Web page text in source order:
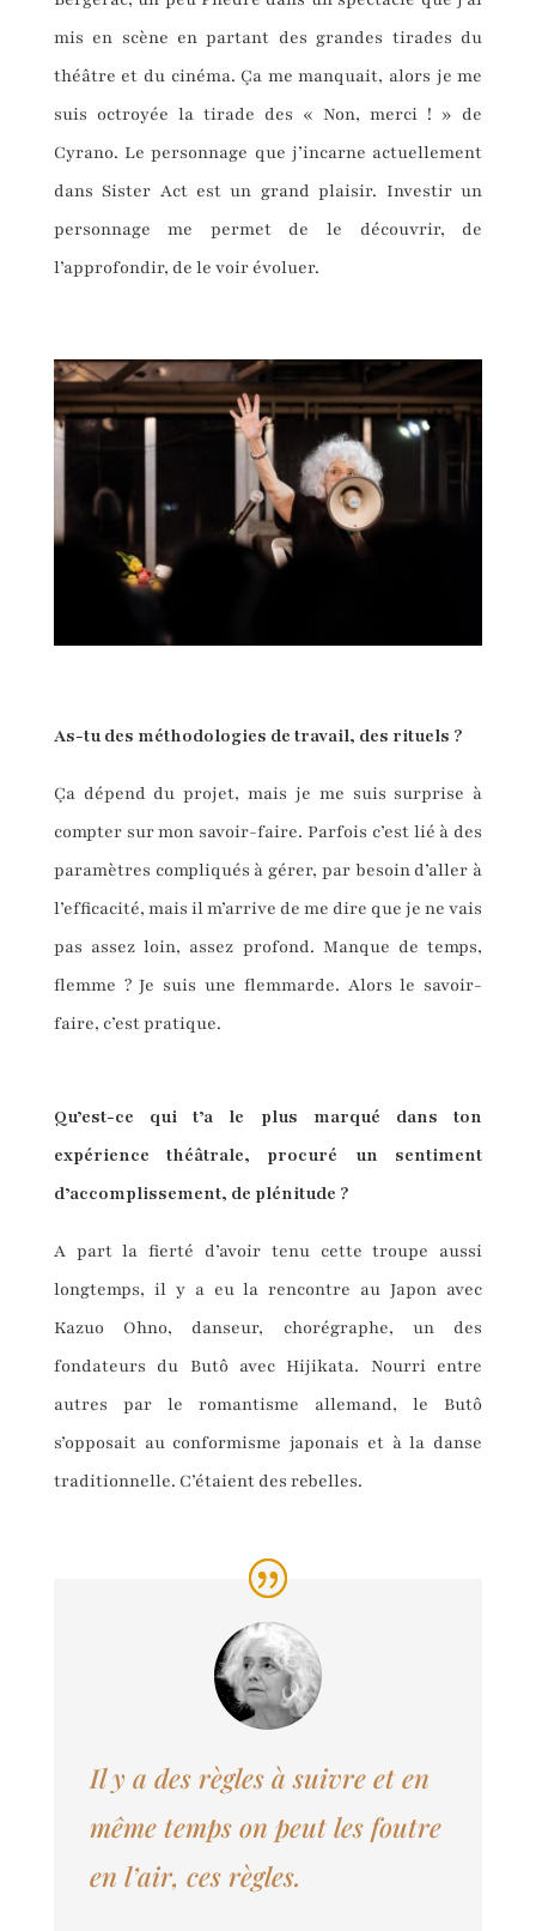
mis en scène en partant des grandes tirades du
théâtre et du cinéma. Ça me manquait, alors je me
suis octroyée la tirade des « Non, merci ! » de
Cyrano. Le personnage que j’incarne actuellement
dans Sister Act est un grand plaisir. Investir un
personnage me permet de le découvrir, de
l’approfondir, de le voir évoluer.
As-tu des méthodologies de travail, des rituels ?
Ça dépend du projet, mais je me suis surprise à
compter sur mon savoir-faire. Parfois c’est lié à des
paramètres compliqués à gérer, par besoin d’aller à
l’efficacité, mais il m’arrive de me dire que je ne vais
pas assez loin, assez profond. Manque de temps,
flemme ? Je suis une flemmarde. Alors le savoir-
faire, c’est pratique.
Qu’est-ce qui t’a le plus marqué dans ton
expérience théâtrale, procuré un sentiment
d’accomplissement, de plénitude ?
A part la fierté d’avoir tenu cette troupe aussi
longtemps, il y a eu la rencontre au Japon avec
Kazuo Ohno, danseur, chorégraphe, un des
fondateurs du Butô avec Hijikata. Nourri entre
autres par le romantisme allemand, le Butô
s’opposait au conformisme japonais et à la danse
traditionnelle. C’étaient des rebelles.
Il y a des règles à suivre et en
même temps on peut les foutre
en l’air, ces règles.